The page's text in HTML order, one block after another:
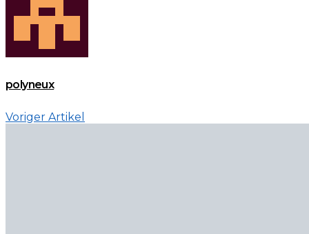
polyneux
Voriger Artikel